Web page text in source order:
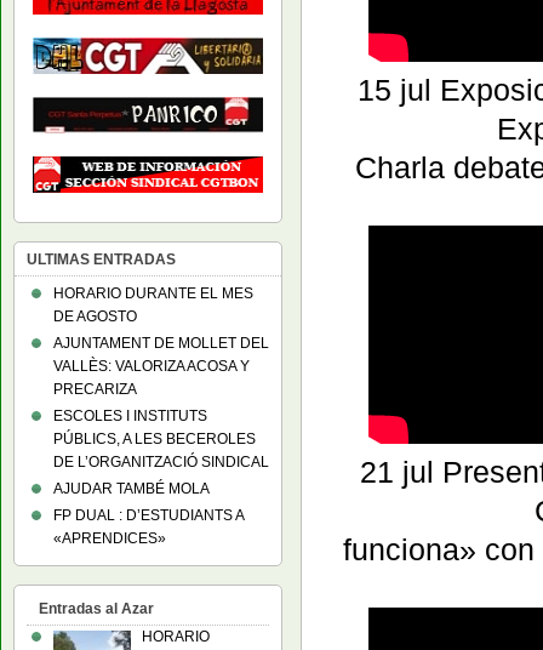
15 jul
Charla
21 jul
ULTIMAS ENTRADAS
HORARIO DURANTE EL MES
DE AGOSTO
AJUNTAMENT DE MOLLET DEL
VALLÈS: VALORIZA ACOSA Y
PRECARIZA
ESCOLES I INSTITUTS
PÚBLICS, A LES BECEROLES
DE L’ORGANITZACIÓ SINDICAL
AJUDAR TAMBÉ MOLA
FP DUAL : D’ESTUDIANTS A
«APRENDICES»
Entradas al Azar
HORARIO